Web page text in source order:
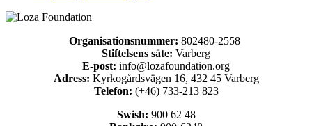
Organisationsnummer: 802480-2558
Stiftelsens säte: Varberg
E-post: info@lozafoundation.org
Adress: Kyrkogårdsvägen 16, 432 45 Varberg
Telefon: (+46) 733-213 823
Swish: 900 62 48